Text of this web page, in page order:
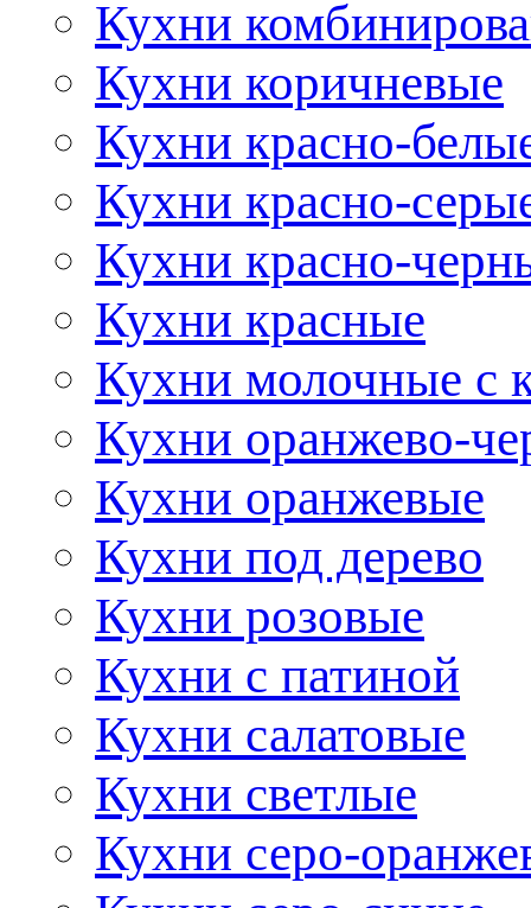
Кухни
Кухни коричневые
Кухни красно-
Кухни красно-
Кухни красно-
Кухни красные
Кухни молочные с
Кухни оранжево-
Кухни оранжевые
Кухни под дерево
Кухни розовые
Кухни с патиной
Кухни салатовые
Кухни светлые
Кухни серо-